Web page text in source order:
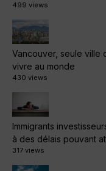
499 views
Vancouver, seule ville
vivre au monde
430 views
Immigrants
à des délais pouvant
317 views